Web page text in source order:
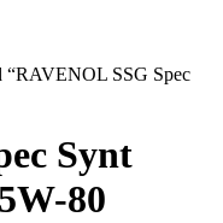
“RAVENOL SSG Spec
Synt
80